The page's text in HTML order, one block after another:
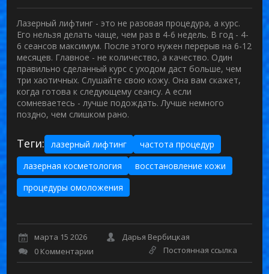
Лазерный лифтинг - это не разовая процедура, а курс.
Его нельзя делать чаще, чем раз в 4-6 недель. В год - 4-
6 сеансов максимум. После этого нужен перерыв на 6-12
месяцев. Главное - не количество, а качество. Один
правильно сделанный курс с уходом даст больше, чем
три хаотичных. Слушайте свою кожу. Она вам скажет,
когда готова к следующему сеансу. А если
сомневаетесь - лучше подождать. Лучше немного
поздно, чем слишком рано.
Теги: лазерный лифтинг
частота процедур
лазерная косметология
восстановление кожи
процедуры омоложения
марта 15 2026
Дарья Вербицкая
0 Комментарии
Постоянная ссылка